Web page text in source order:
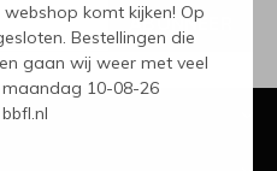
komt kijken! Op
Bestellingen die
gaan wij weer met veel
10-08-26
ABONNEER